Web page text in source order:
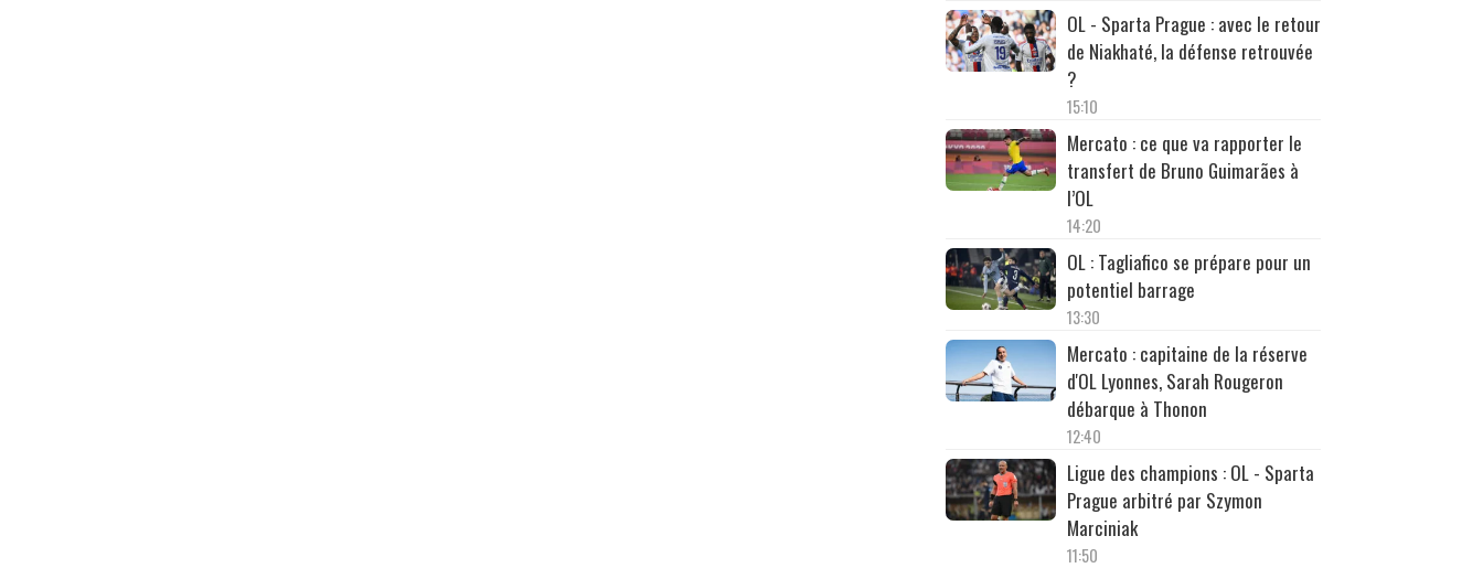
OL - Sparta Prague : avec le retour
de Niakhaté, la défense retrouvée
?
15:10
Mercato : ce que va rapporter le
transfert de Bruno Guimarães à
l’OL
14:20
OL : Tagliafico se prépare pour un
potentiel barrage
13:30
Mercato : capitaine de la réserve
d'OL Lyonnes, Sarah Rougeron
débarque à Thonon
12:40
Ligue des champions : OL - Sparta
Prague arbitré par Szymon
Marciniak
11:50